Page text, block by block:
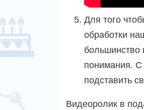
Для того
обработки
большинство
понимания.
подставить
Видеоролик в